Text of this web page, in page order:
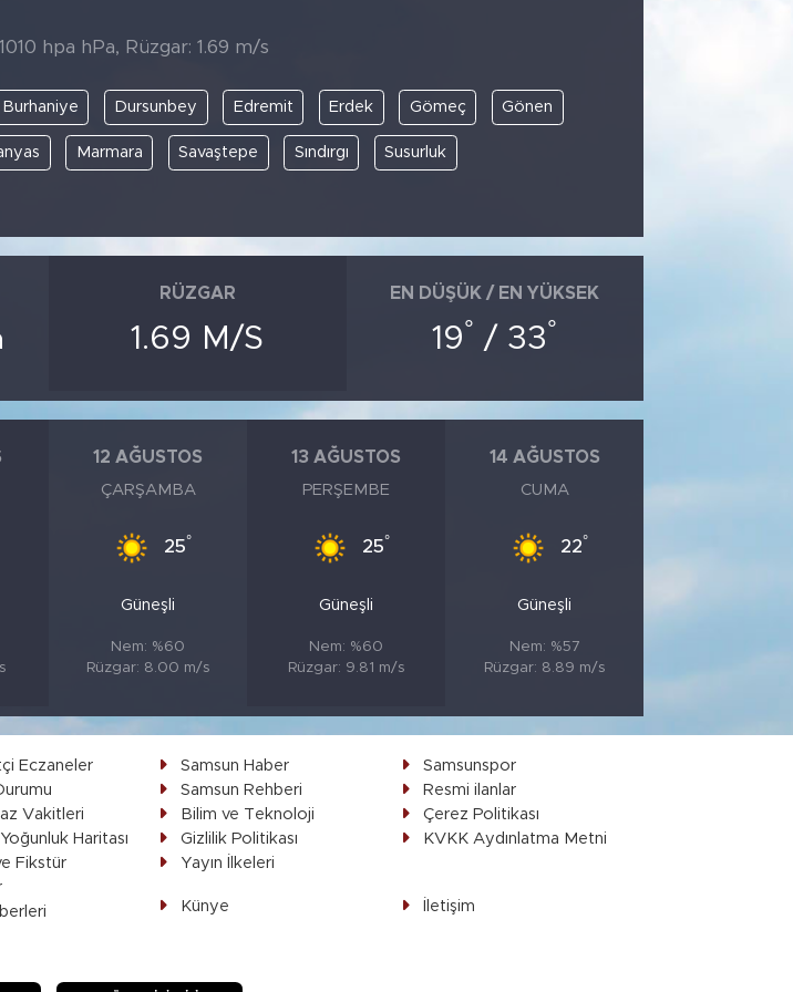
hpa hPa, Rüzgar: 1.69 m/s
Burhaniye Dursunbey Edremit Erdek Gömeç Gönen
Marmara Savaştepe Sındırgı Susurluk
RÜZGAR
1.69 M/S
EN DÜŞÜK / EN YÜKSEK
19° / 33°
12 AĞUSTOS
ÇARŞAMBA
25°
Güneşli
Nem: %60
Rüzgar: 8.00 m/s
13 AĞUSTOS
PERŞEMBE
25°
Güneşli
Nem: %60
Rüzgar: 9.81 m/s
14 AĞUSTOS
CUMA
22°
Güneşli
Nem: %57
Rüzgar: 8.89 m/s
Eczaneler
Vakitleri
Haritası
Fikstür
Samsun Haber
Samsunspor
Samsun Rehberi
Resmi ilanlar
Bilim ve Teknoloji
Çerez Politikası
Gizlilik Politikası
KVKK Aydınlatma Metni
Yayın İlkeleri
Künye İletişim